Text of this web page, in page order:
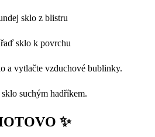
sklo z blistru
sklo k povrchu
a vytlačte vzduchové bublinky.
suchým hadříkem.
✨